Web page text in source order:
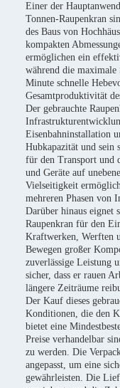
Einer der
Tonnen-Raupenkran
des Baus von
kompakten
ermöglichen ein
während die
Minute schnelle
Gesamtproduktivität
Der gebrauchte
Eisenbahninstallation
Hubkapazität und sein
für den Transport und
und Geräte auf
Vielseitigkeit
mehreren Phasen von
Darüber hinaus eignet
Raupenkran für den
Kraftwerken, Werften
Bewegen großer
zuverlässige Leistung
sicher, dass er rauen
längere Zeiträume
Der Kauf dieses
Konditionen, die den
bietet eine
Preise verhandelbar
zu werden. Die
angepasst, um eine
gewährleisten. Die